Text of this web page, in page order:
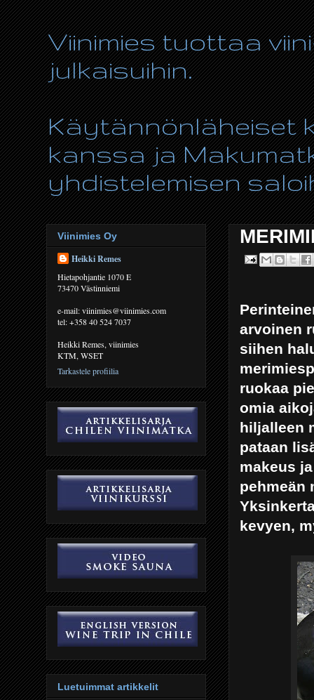
Viinimies tuottaa
julkaisuihin.
Käytännönläheiset
kanssa ja
yhdistelemisen
arvoinen
siihen
ruokaa
omia
hiljalleen
pataan
makeus
pehmeän
kevyen,
Viinimies Oy
Heikki Remes
Hietapohjantie 1070 E
73470 Västinniemi
e-mail: viinimies@viinimies.com
tel: +358 40 524 7037
Heikki Remes, viinimies
KTM, WSET
Tarkastele profiilia
Luetuimmat artikkelit